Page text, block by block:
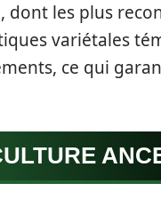
dont les plus
variétales
ce qui